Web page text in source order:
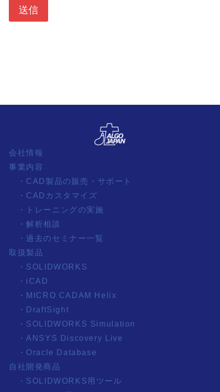
送信
会社情報
事業内容
・CAD製品の販売・サポート
・CADカスタマイズ
・トレーニングの実施
・解析相談
・過去のセミナー一覧
取扱製品
・SOLIDWORKS
・iCAD
・MICRO CADAM Helix
・DraftSight
・SOLIDWORKS Simulation
・ANSYS Discovery Live
・Oracle Database
自社開発商品
・SOLIDWORKS用ツール